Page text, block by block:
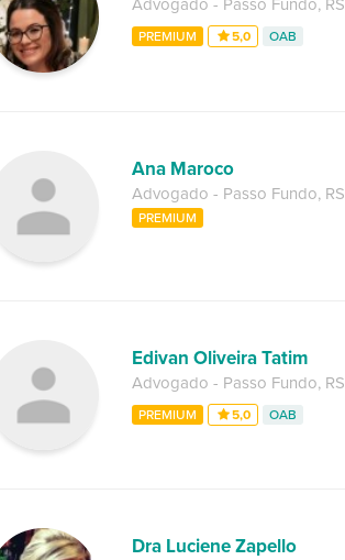
Advogado - Passo Fundo, RS
PREMIUM 5,0 OAB
Ana Maroco
Advogado - Passo Fundo, RS
PREMIUM
Edivan Oliveira Tatim
Advogado - Passo Fundo, RS
PREMIUM 5,0 OAB
Dra Luciene Zapello